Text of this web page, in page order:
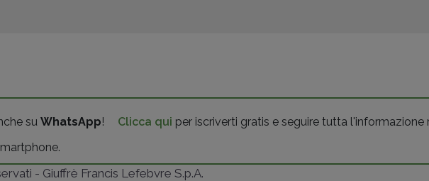
suWhatsApp! Clicca qui per iscriverti gratis e seguire tutta l'informazione
- Giuffrè Francis Lefebvre S.p.A.